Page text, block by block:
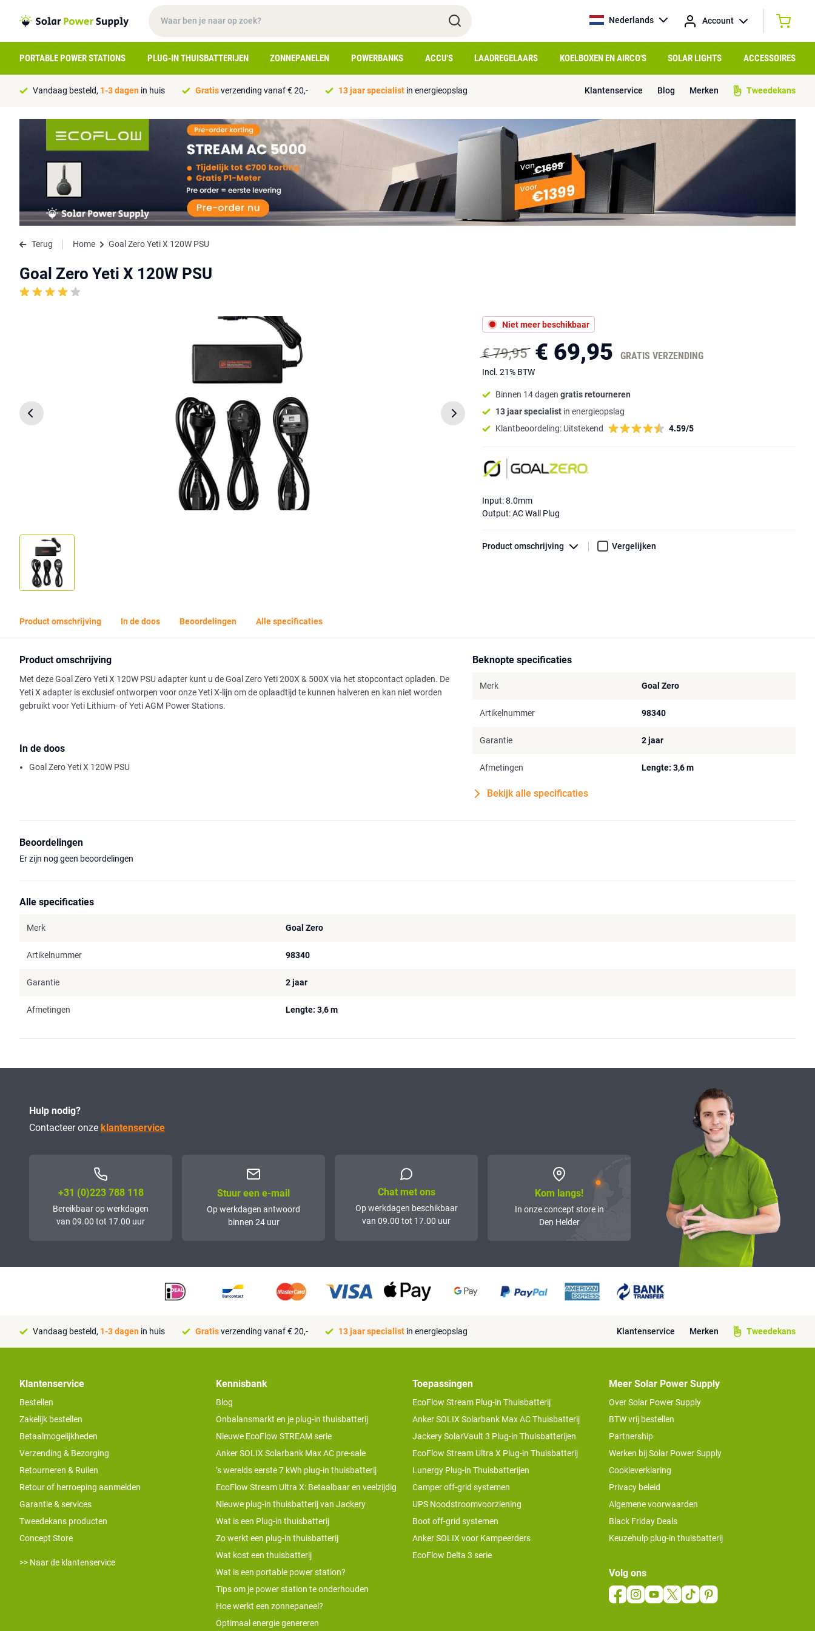
Nederlands Account
PORTABLE POWER STATIONS PLUG-IN THUISBATTERIJEN ZONNEPANELEN POWERBANKS ACCU'S LAADREGELAARS KOELBOXEN EN AIRCO'S SOLAR LIGHTS ACCESSOIRES
Vandaag besteld, 1-3 dagen in huis Gratisverzending vanaf € 20,- 13 jaar specialist in energieopslag Klantenservice Blog Merken Tweedekans
Terug Home Goal Zero Yeti X 120W PSU
Goal Zero Yeti X 120W PSU
Niet meer beschikbaar
€ 79,95 € 69,95 GRATIS VERZENDING
Incl. 21% BTW
Binnen 14 dagen gratis retourneren
13 jaar specialist in energieopslag
Klantbeoordeling: Uitstekend 4.59/5
Input: 8.0mm
Output: AC Wall Plug
Product omschrijving Vergelijken
Product omschrijving In de doos Beoordelingen Alle specificaties
Product omschrijving
Met deze Goal Zero Yeti X 120W PSU adapter kunt u de Goal Zero Yeti 200X & 500X via het stopcontact opladen. De
Yeti X adapter is exclusief ontworpen voor onze Yeti X-lijn om de oplaadtijd te kunnen halveren en kan niet worden
gebruikt voor Yeti Lithium- of Yeti AGM Power Stations.
In de doos
Goal Zero Yeti X 120W PSU
Beknopte specificaties
Merk Goal Zero
Artikelnummer 98340
Garantie 2 jaar
Afmetingen Lengte: 3,6 m
Bekijk alle specificaties
Beoordelingen
Er zijn nog geen beoordelingen
Alle specificaties
Merk Goal Zero
Artikelnummer 98340
Garantie 2 jaar
Afmetingen Lengte: 3,6 m
Hulp nodig?
Contacteer onze klantenservice
+31 (0)223 788 118
Bereikbaar op werkdagen
van 09.00 tot 17.00 uur
Stuur een e-mail
Op werkdagen antwoord
binnen 24 uur
Chat met ons
Op werkdagen beschikbaar
van 09.00 tot 17.00 uur
Kom langs!
In onze concept store in
Den Helder
Vandaag besteld, 1-3 dagen in huis Gratisverzending vanaf € 20,- 13 jaar specialist in energieopslag Klantenservice Merken Tweedekans
Klantenservice
Bestellen
Zakelijk bestellen
Betaalmogelijkheden
Verzending & Bezorging
Retourneren & Ruilen
Retour of herroeping aanmelden
Garantie & services
Tweedekans producten
Concept Store
>> Naar de klantenservice
Kennisbank
Blog
Onbalansmarkt en je plug-in thuisbatterij
Nieuwe EcoFlow STREAM serie
Anker SOLIX Solarbank Max AC pre-sale
’s werelds eerste 7 kWh plug-in thuisbatterij
EcoFlow Stream Ultra X: Betaalbaar en veelzijdig
Nieuwe plug-in thuisbatterij van Jackery
Wat is een Plug-in thuisbatterij
Zo werkt een plug-in thuisbatterij
Wat kost een thuisbatterij
Wat is een portable power station?
Tips om je power station te onderhouden
Hoe werkt een zonnepaneel?
Optimaal energie genereren
Toepassingen
EcoFlow Stream Plug-in Thuisbatterij
Anker SOLIX Solarbank Max AC Thuisbatterij
Jackery SolarVault 3 Plug-in Thuisbatterijen
EcoFlow Stream Ultra X Plug-in Thuisbatterij
Lunergy Plug-in Thuisbatterijen
Camper off-grid systemen
UPS Noodstroomvoorziening
Boot off-grid systemen
Anker SOLIX voor Kampeerders
EcoFlow Delta 3 serie
Meer Solar Power Supply
Over Solar Power Supply
BTW vrij bestellen
Partnership
Werken bij Solar Power Supply
Cookieverklaring
Privacy beleid
Algemene voorwaarden
Black Friday Deals
Keuzehulp plug-in thuisbatterij
Volg ons